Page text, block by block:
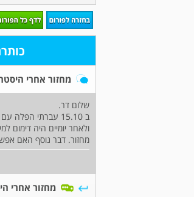
מחזור אחרי
שלום דר.
מחזור. דבר נוסף האם
מחזור אחרי